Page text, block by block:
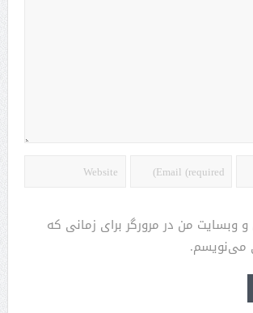
و وبسایت من در مرورگر برای زمانی که
می‌نویسم.